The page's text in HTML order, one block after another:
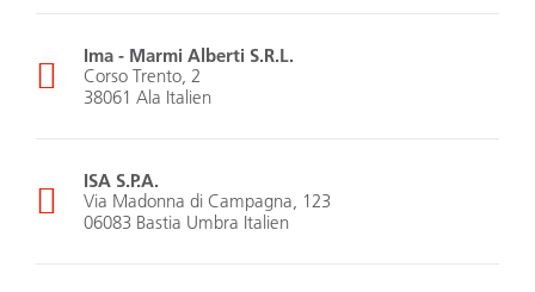
Ima - Marmi Alberti S.R.L.
Corso Trento, 2
38061 Ala Italien
ISA S.P.A.
Via Madonna di Campagna, 123
06083 Bastia Umbra Italien